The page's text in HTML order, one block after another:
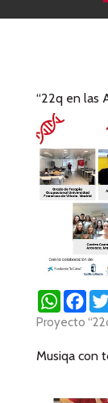
“22q en las
Proyecto
Musiqa con